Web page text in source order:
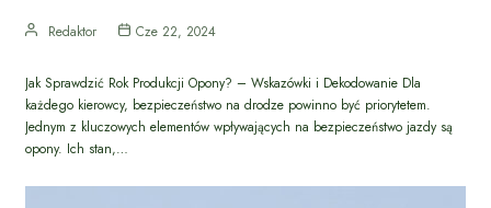
Redaktor Cze 22, 2024
Jak Sprawdzić Rok Produkcji Opony? – Wskazówki i Dekodowanie Dla
każdego kierowcy, bezpieczeństwo na drodze powinno być priorytetem.
Jednym z kluczowych elementów wpływających na bezpieczeństwo jazdy są
opony. Ich stan,…